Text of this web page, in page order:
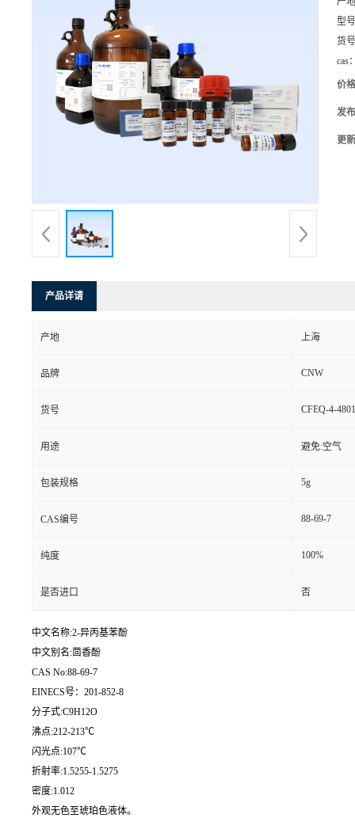
型
货
cas
价
发
更
产品详请
产地 上海
品牌 CNW
货号 CFEQ-4-
用途 避免:空气
包装规格 5g
CAS编号 88-69-7
纯度 100%
是否进口 否
中文名称:2-异丙基苯酚
中文别名:茴香酚
CAS No:88-69-7
EINECS号：201-852-8
分子式:C9H12O
沸点:212-213℃
闪光点:107℃
折射率:1.5255-1.5275
密度:1.012
外观无色至琥珀色液体。